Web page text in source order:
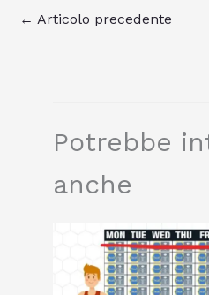
← Articolo precedente
Potrebbe
anche